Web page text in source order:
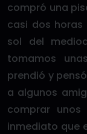
compró una
casi dos
sol del
tomamos
prendió y
a algunos
comprar
inmediato que